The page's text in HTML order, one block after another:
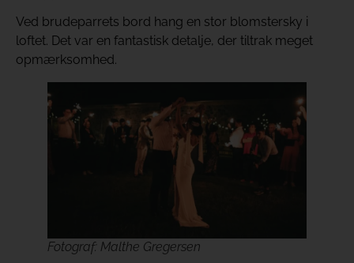
Ved brudeparrets bord hang en stor blomstersky i
loftet. Det var en fantastisk detalje, der tiltrak meget
opmærksomhed.
Fotograf: Malthe Gregersen